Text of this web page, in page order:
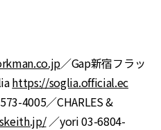
／Gap新宿フラッ
https://soglia.official.ec
4005／CHARLES &
／yori 03-6804-